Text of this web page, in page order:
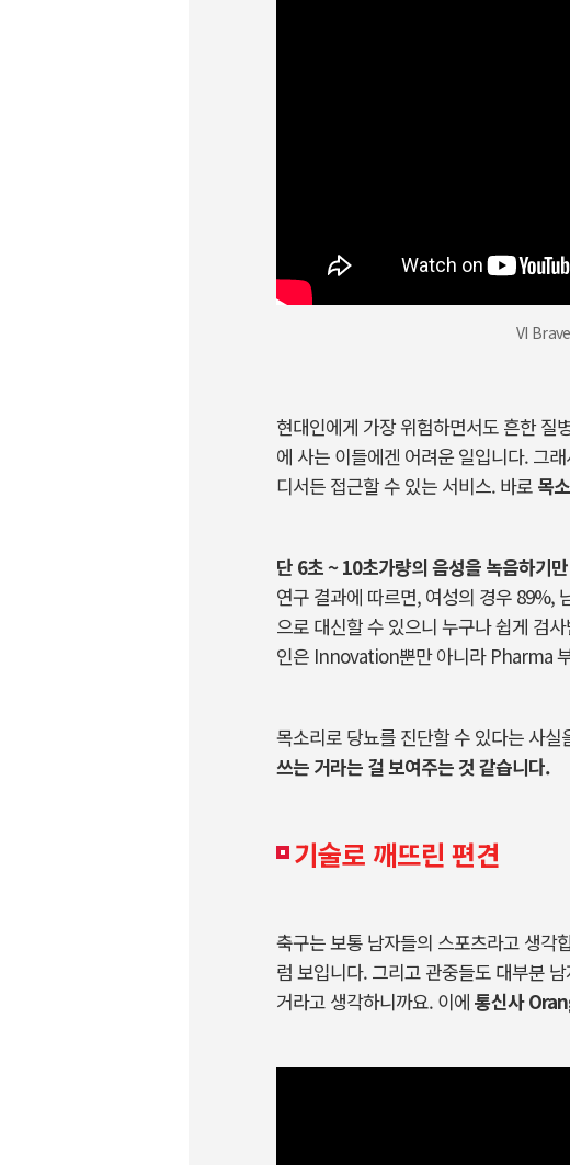
VI
현대인에게 가장 위험하면서도 흔한 질
에 사는 이들에겐 어려운 일입니다. 그
디서든 접근할 수 있는 서비스. 바로 목
단 6초 ~ 10초가량의 음성을 녹음하기
연구 결과에 따르면, 여성의 경우 89%,
으로 대신할 수 있으니 누구나 쉽게 검
인은 Innovation뿐만 아니라 Pharma
목소리로 당뇨를 진단할 수 있다는 사
쓰는 거라는 걸 보여주는 것 같습니다.
기술로 깨뜨린 편견
축구는 보통 남자들의 스포츠라고 생각
럼 보입니다. 그리고 관중들도 대부분
거라고 생각하니까요. 이에 통신사